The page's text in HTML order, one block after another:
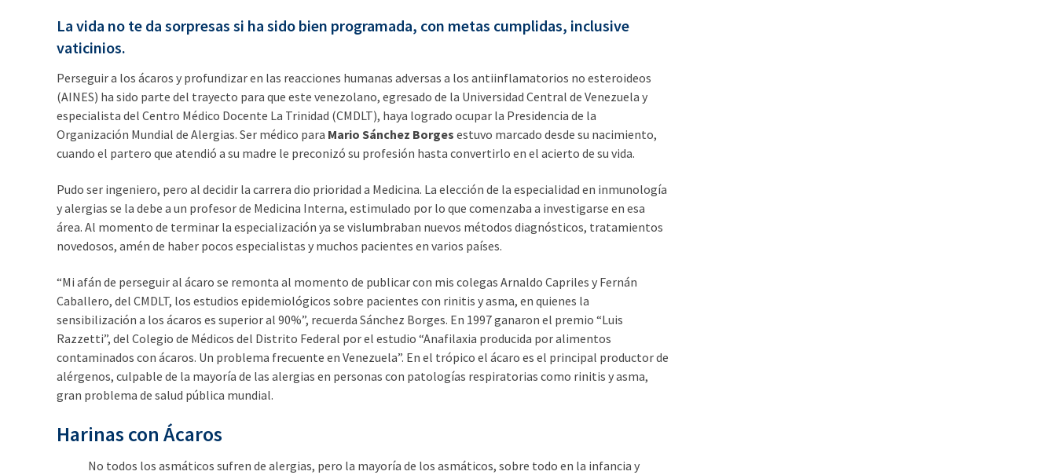
La vida no te da sorpresas si ha sido bien programada, con metas cumplidas, inclusive
vaticinios.
Perseguir a los ácaros y profundizar en las reacciones humanas adversas a los antiinflamatorios no esteroideos
(AINES) ha sido parte del trayecto para que este venezolano, egresado de la Universidad Central de Venezuela y
especialista del Centro Médico Docente La Trinidad (CMDLT), haya logrado ocupar la Presidencia de la
Organización Mundial de Alergias. Ser médico para Mario Sánchez Borges estuvo marcado desde su nacimiento,
cuando el partero que atendió a su madre le preconizó su profesión hasta convertirlo en el acierto de su vida.
Pudo ser ingeniero, pero al decidir la carrera dio prioridad a Medicina. La elección de la especialidad en inmunología
y alergias se la debe a un profesor de Medicina Interna, estimulado por lo que comenzaba a investigarse en esa
área. Al momento de terminar la especialización ya se vislumbraban nuevos métodos diagnósticos, tratamientos
novedosos, amén de haber pocos especialistas y muchos pacientes en varios países.
“Mi afán de perseguir al ácaro se remonta al momento de publicar con mis colegas Arnaldo Capriles y Fernán
Caballero, del CMDLT, los estudios epidemiológicos sobre pacientes con rinitis y asma, en quienes la
sensibilización a los ácaros es superior al 90%”, recuerda Sánchez Borges. En 1997 ganaron el premio “Luis
Razzetti”, del Colegio de Médicos del Distrito Federal por el estudio “Anafilaxia producida por alimentos
contaminados con ácaros. Un problema frecuente en Venezuela”. En el trópico el ácaro es el principal productor de
alérgenos, culpable de la mayoría de las alergias en personas con patologías respiratorias como rinitis y asma,
gran problema de salud pública mundial.
Harinas con Ácaros
No todos los asmáticos sufren de alergias, pero la mayoría de los asmáticos, sobre todo en la infancia y